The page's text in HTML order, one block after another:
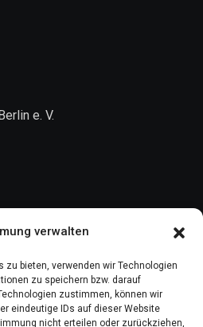
verwalten
zu bieten, verwenden wir Technologien
zu speichern bzw. darauf
zustimmen, können wir
eindeutige IDs auf dieser Website
nicht erteilen oder zurückziehen,
e. V.